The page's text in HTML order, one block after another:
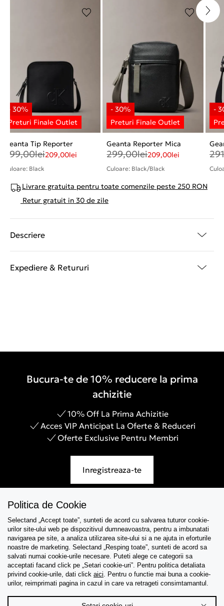
Geanta Tip Reporter
299,00lei209,00lei
Culoare: Black
Geanta Reporter Mica
299,00lei209,00lei
Culoare: Black/Black
Livrare gratuita pentru toate comenzile peste 250 RON
Retur gratuit in 30 de zile
Descriere
Expediere & Retururi
Bucura-te de 10% reducere la prima
achizitie
10% Off La Prima Achizitie
Acces VIP Anticipat La Oferte & Reduceri
Oferte Exclusive Pentru Membri
Inregistreaza-te
Asistenta
Colectii
Tips & Guides
Despre noi
Politica de Cookie
Selectand „Accept toate”, sunteti de acord cu salvarea tuturor cookie-
urilor site-ului web pe dispozitivul dumneavoastra, pentru a imbunatati
navigarea pe site, a analiza utilizarea site-ului si a ne ajuta in eforturile
noastre de marketing. Selectand „Resping toate”, sunteti de acord sa
salvati numai cookie-urile necesare. Puteti alege ce categorii sa
acceptati facand click pe „Setari cookie-uri”. Pentru politica detaliata
privind cookie-urile, dati click aici. Pentru o functie mai buna a cookie-
urilor, reimprimati pagina in cazul in care va retrageti consimtamantul.